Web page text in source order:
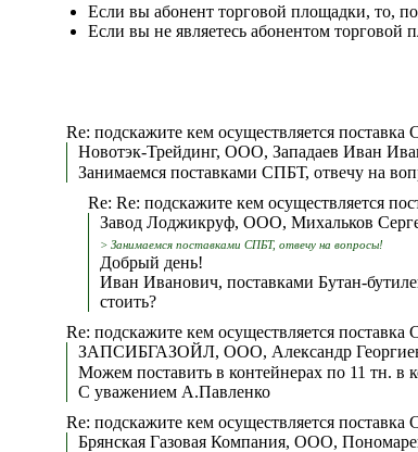
Если вы абонент торговой площадки, то,
Если вы не являетесь абонентом торговой
Re: подскажите кем осуществляется
Новотэк-Трейдинг, ООО, Западаев Иван
Занимаемся поставками СПБТ, отвечу на
Re: Re: подскажите кем осуществляется
Завод Лоджикруф, ООО, Михальков
> Занимаемся поставками СПБТ, отвечу на вопросы!
Добрый день!
Иван Иванович, поставками Бутан-
стоить?
Re: подскажите кем осуществляется
ЗАПСИБГАЗОЙЛ, ООО, Александр
Можем поставить в контейнерах по 11 тн. в
С уважением А.Павленко
Re: подскажите кем осуществляется
Брянская Газовая Компания, ООО,